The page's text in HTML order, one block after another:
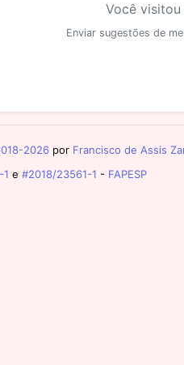
Você
Enviar sugestões de
2026 por Francisco de Assis
e #2018/23561-1 - FAPESP